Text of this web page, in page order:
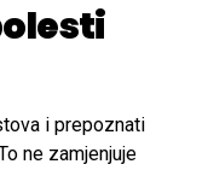
i prepoznati
ne zamjenjuje